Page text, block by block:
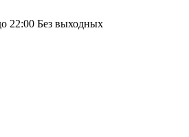
22:00 Без выходных